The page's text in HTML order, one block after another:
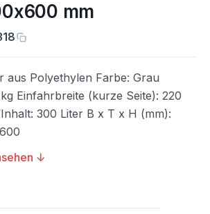
mm
aus Polyethylen Farbe: Grau
Einfahrbreite (kurze Seite): 220
300 Liter B x T x H (mm):
↓